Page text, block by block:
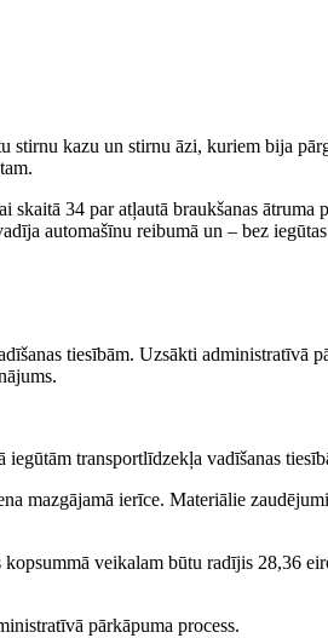
stirnu kazu un stirnu āzi, kuriem bija
34 par atļautā braukšanas ātruma
automašīnu reibumā un – bez
tiesībām. Uzsākti administratīvā
transportlīdzekļa vadīšanas
mazgājamā ierīce. Materiālie
veikalam būtu radījis 28,36
pārkāpuma process.